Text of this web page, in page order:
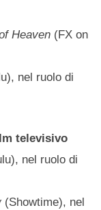
Heaven (FX on
nel ruolo di
televisivo
nel ruolo di
(Showtime), nel